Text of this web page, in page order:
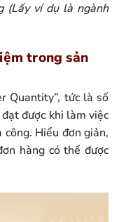
(Lấy ví dụ là ngành
trong sản
Quantity”, tức là số
được khi làm việc
Hiểu đơn giản,
hàng có thể được